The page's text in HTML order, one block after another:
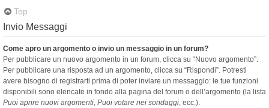
Top
Invio Messaggi
Come apro un argomento o invio un messaggio in un forum?
Per pubblicare un nuovo argomento in un forum, clicca su “Nuovo argomento”.
Per pubblicare una risposta ad un argomento, clicca su “Rispondi”. Potresti
avere bisogno di registrarti prima di poter inviare un messaggio: le tue funzioni
disponibili sono elencate in fondo alla pagina del forum o dell’argomento (la lista
Puoi aprire nuovi argomenti, Puoi votare nei sondaggi, ecc.).